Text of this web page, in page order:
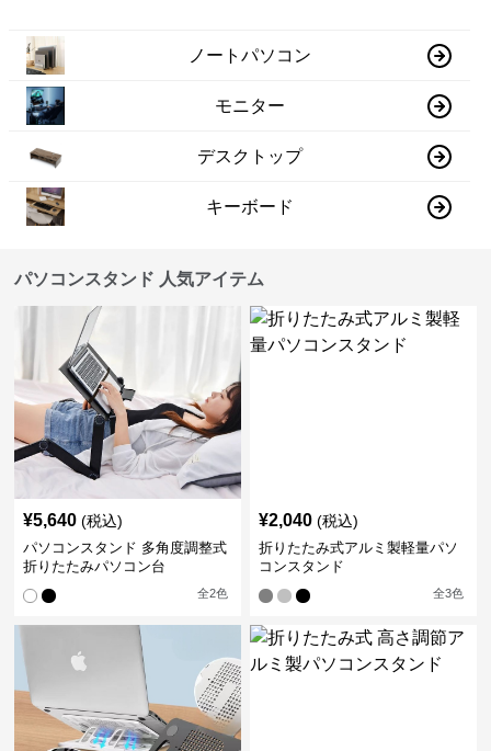
ノートパソコン
モニター
デスクトップ
キーボード
パソコンスタンド 人気アイテム
¥5,640 (税込)
パソコンスタンド 多角度調整式
折りたたみパソコン台
全2色
¥2,040 (税込)
折りたたみ式アルミ製軽量パソ
コンスタンド
全3色